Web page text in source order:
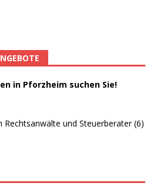
in Pforzheim suchen Sie!
Rechtsanwälte und Steuerberater (6)